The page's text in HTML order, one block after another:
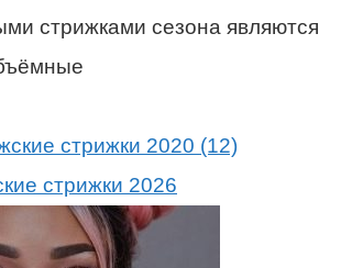
стрижками сезона являются
стрижки 2026